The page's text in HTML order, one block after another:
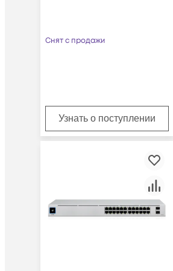
Снят с продажи
Узнать о поступлении